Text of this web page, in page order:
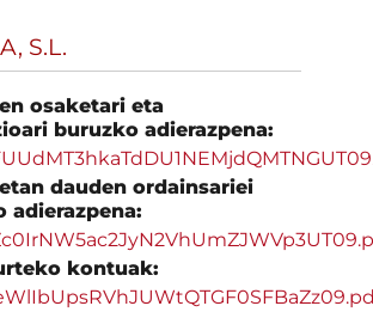
S.L.
osaketari eta
buruzko adierazpena:
dauden ordainsariei
adierazpena:
kontuak: